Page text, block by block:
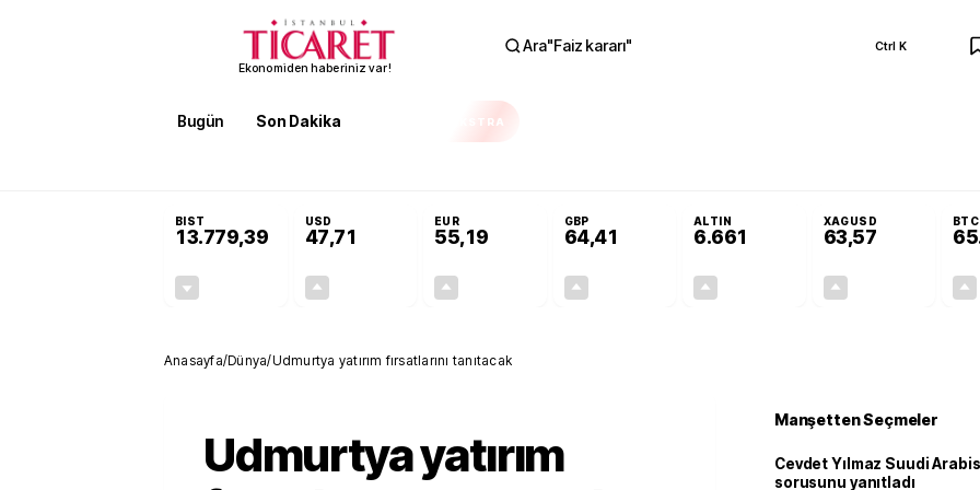
Ekonomiden haberiniz var!
Ara"Faiz kararı" Ctrl K
Bugün Son Dakika EKSTRA
BIST
13.779,39
USD
47,71
EUR
55,19
GBP
64,41
ALTIN
6.661
XAGUSD
63,57
BTC
Anasayfa/Dünya/Udmurtya yatırım fırsatlarını tanıtacak
Udmurtya yatırım
Manşetten Seçmeler
Cevdet Yılmaz Suudi
sorusunu yanıtladı